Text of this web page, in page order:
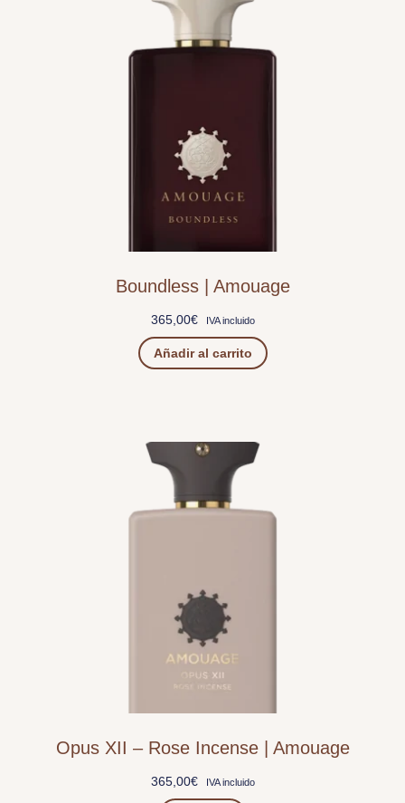
Boundless | Amouage
365,00€ IVA incluido
Añadir al carrito
Opus XII – Rose Incense | Amouage
365,00€ IVA incluido